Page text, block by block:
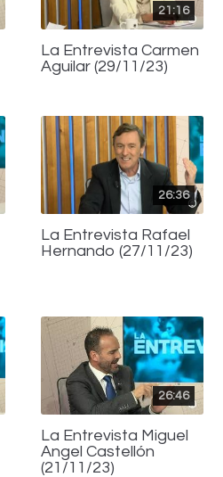
21:16
La Entrevista Carmen
Aguilar (29/11/23)
26:36
La Entrevista Rafael
Hernando (27/11/23)
26:46
La Entrevista Miguel
Angel Castellón
(21/11/23)